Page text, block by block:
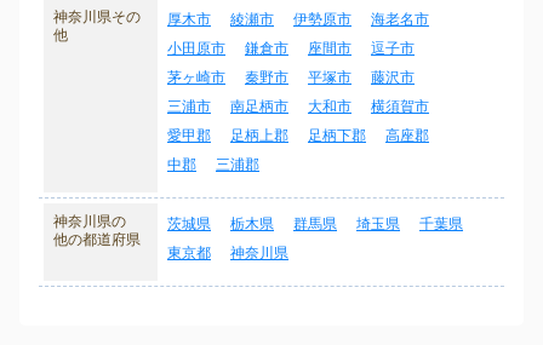
神奈川県その
他
厚木市 綾瀬市 伊勢原市
海老名市
小田原市
鎌倉市 座間市
逗子市
茅ヶ崎市
秦野市 平塚市
藤沢市
三浦市
南足柄市 大和市
横須賀市
愛甲郡
足柄上郡 足柄下郡
高座郡
中郡
三浦郡
神奈川県の
他の都道府県
茨城県 栃木県 群馬県 埼玉県
千葉県
東京都
神奈川県